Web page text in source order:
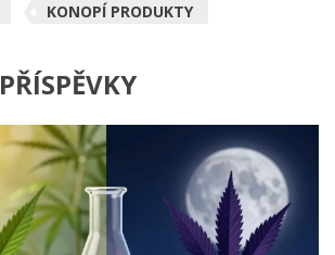
KONOPÍ PRODUKTY